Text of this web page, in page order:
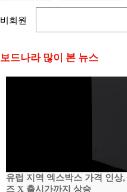
비회원
보드나라 많이 본 뉴스
유럽 지역 엑스박스 가격 인상
즈 X 출시가까지 상승